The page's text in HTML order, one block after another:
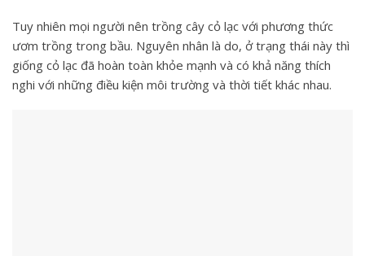
Tuy nhiên mọi người nên trồng cây cỏ lạc với phương thức
ươm trồng trong bầu. Nguyên nhân là do, ở trạng thái này thì
giống cỏ lạc đã hoàn toàn khỏe mạnh và có khả năng thích
nghi với những điều kiện môi trường và thời tiết khác nhau.